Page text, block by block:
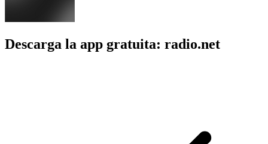
Descarga la app gratuita: radio.net